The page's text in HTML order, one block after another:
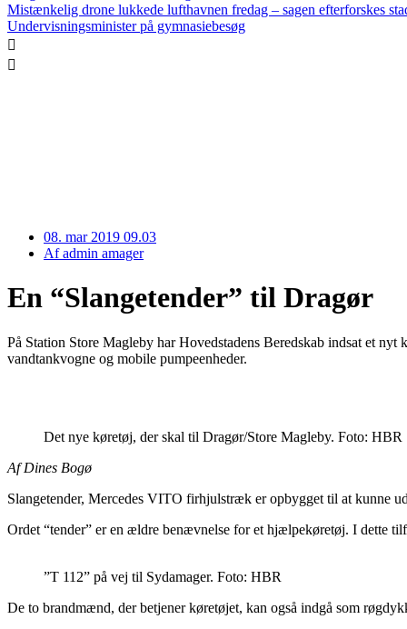
Mistænkelig drone lukkede lufthavnen fredag – sagen efterforskes
Undervisningsminister på gymnasiebesøg
08. mar 2019 09.03
Afadmin amager
En “Slangetender” til Dragør
På Station Store Magleby har Hovedstadens Beredskab indsat et
vandtankvogne og mobile pumpeenheder.
Det nye køretøj, der skal til Dragør/Store Magleby. Foto: HBR
Af Dines Bogø
Slangetender, Mercedes VITO firhjulstræk er opbygget til at kunne
Ordet “tender” er en ældre benævnelse for et hjælpekøretøj. I dette
”T 112” på vej til Sydamager. Foto: HBR
De to brandmænd, der betjener køretøjet, kan også indgå som